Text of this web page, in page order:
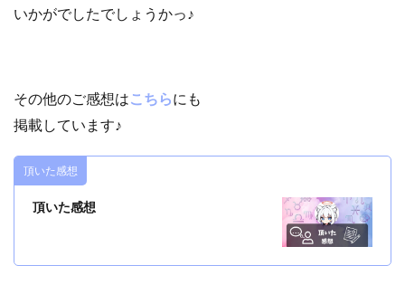
いかがでしたでしょうかっ♪
その他のご感想はこちらにも
掲載しています♪
頂いた感想
頂いた感想